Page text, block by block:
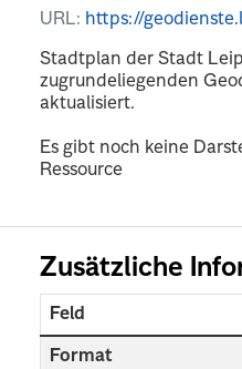
URL: https://geodienste.leipzig.de/l4/
Stadtplan der Stadt
zugrundeliegenden
aktualisiert.
Es gibt noch keine
Ressource
Zusätzliche
Feld
Format